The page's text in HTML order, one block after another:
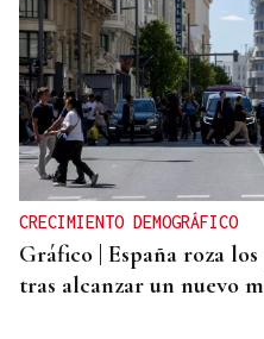
CRECIMIENTO DEMOGRÁFICO
Gráfico | España roza
tras alcanzar un nuevo